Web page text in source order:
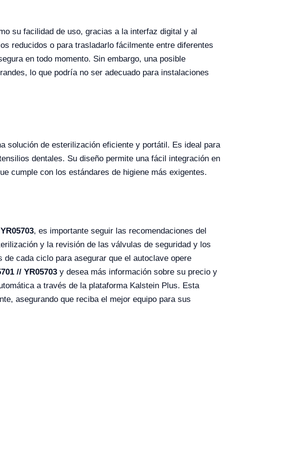
su facilidad de uso, gracias a la interfaz digital y al
reducidos o para trasladarlo fácilmente entre diferentes
en todo momento. Sin embargo, una posible
lo que podría no ser adecuado para instalaciones
solución de esterilización eficiente y portátil. Es ideal para
dentales. Su diseño permite una fácil integración en
cumple con los estándares de higiene más exigentes.
, es importante seguir las recomendaciones del
y la revisión de las válvulas de seguridad y los
cada ciclo para asegurar que el autoclave opere
// YR05703 y desea más información sobre su precio y
a través de la plataforma Kalstein Plus. Esta
asegurando que reciba el mejor equipo para sus